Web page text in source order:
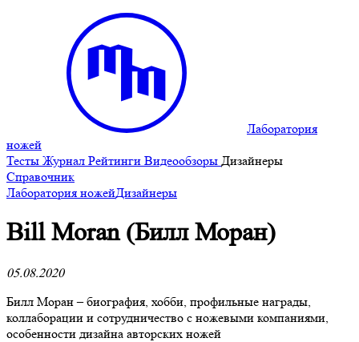
Лаборатория
ножей
Тесты Журнал Рейтинги Видеообзоры Дизайнеры
Справочник
Лаборатория ножейДизайнеры
Bill Moran (Билл Моран)
05.08.2020
Билл Моран – биография, хобби, профильные награды,
коллаборации и сотрудничество с ножевыми компаниями,
особенности дизайна авторских ножей